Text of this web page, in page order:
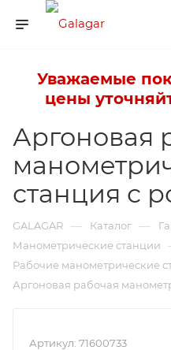
Уважаемые
цены
Аргоновая
станция с
GALAGAR — Каталог —
Манометрические станции
Рабочие манометрические
Аргоновая рабочая
Артикул: 71600733